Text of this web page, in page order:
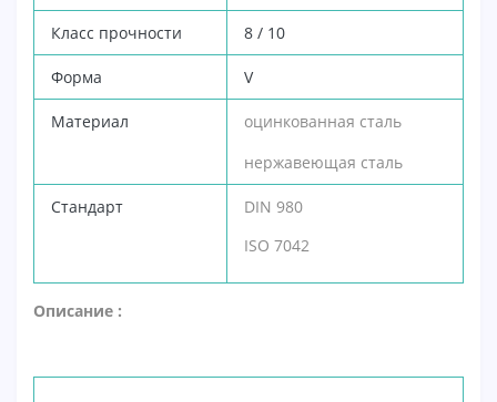
Класс прочности 8 / 10
Форма V
Материал
оцинкованная сталь
нержавеющая сталь
Стандарт
DIN 980
ISO 7042
Описание :